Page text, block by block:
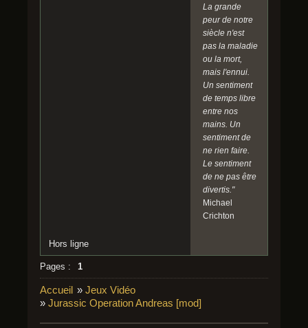
La grande
peur de notre
siècle n'est
pas la maladie
ou la mort,
mais l'ennui.
Un sentiment
de temps libre
entre nos
mains. Un
sentiment de
ne rien faire.
Le sentiment
de ne pas être
divertis."
Michael
Crichton
Hors ligne
Pages : 1
Accueil » Jeux Vidéo
» Jurassic Operation Andreas [mod]